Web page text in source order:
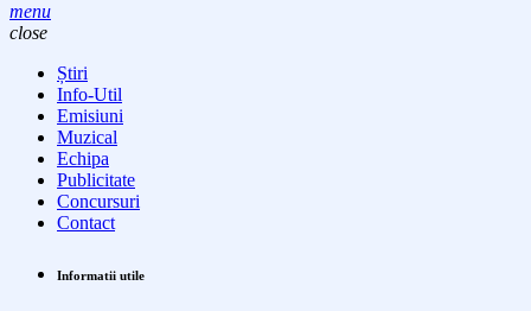
menu
close
Știri
Info-Util
Emisiuni
Muzical
Echipa
Publicitate
Concursuri
Contact
Informatii utile